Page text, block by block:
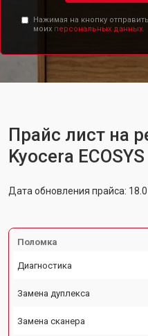
Нажимая на кнопку
моих персональных данных.
Прайс лист на
Kyocera
Дата обновления прайса:
Поломка
Диагностика
Замена дуплекса
Замена сканера